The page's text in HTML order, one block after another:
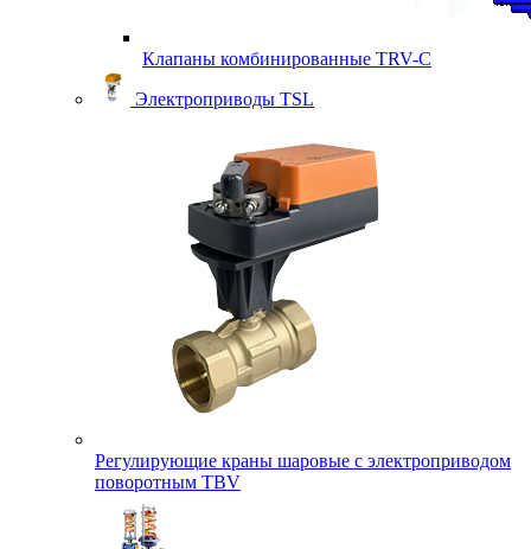
Клапаны комбинированные TRV-С
Электроприводы TSL
Регулирующие краны шаровые с электроприводом
поворотным TBV